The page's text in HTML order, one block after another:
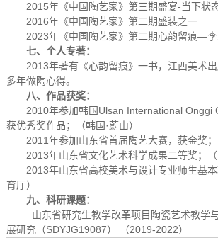
2015年《中国陶艺家》第三期盛宴-当下状
2016年《中国陶艺家》第二期盛装之一
2023年《中国陶艺家》第二期心韵留痕—
七、个人专著：
2013年著有《心韵留痕》一书，江西美术
多年做陶心得。
八、作品获奖：
2010年参加韩国Ulsan International Onggi
获优秀奖作品；（韩国·蔚山）
2011年参加山东省首届陶艺大赛，获金奖；
2013年山东省文化艺术科学成果二等奖；（
2013年山东省高校美术与设计专业师生基
育厅）
九、科研课题：
山东省研究生教学改革项目陶瓷艺术教学
展研究（SDYJG19087） （2019-2022）